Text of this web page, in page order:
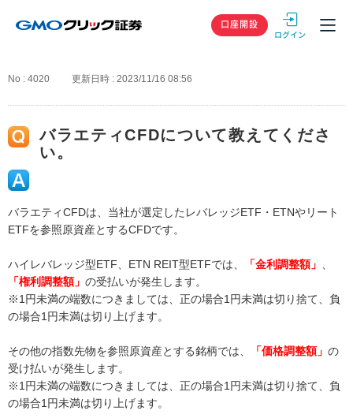
GMOクリック
口座開設
No : 4020 更新日時 : 2023/11/16 08:56
バラエティCFDについて教えてくださ
い。
バラエティCFDは、当社が選定したレバレッジETF・ETNやリート
ETFを参照原資産とするCFDです。
ハイレバレッジ型ETF、ETN REIT型ETFでは、 「金利調整額」
「権利調整額」 の受払いが発生します。
※1円未満の端数につきましては、正の場合1円未満は切り捨て、負
の場合1円未満は切り上げます。
その他の指数先物を参照原資産とする銘柄では、 「価格調整額」 の
受け払いが発生します。
※1円未満の端数につきましては、正の場合1円未満は切り捨て、負
の場合1円未満は切り上げます。